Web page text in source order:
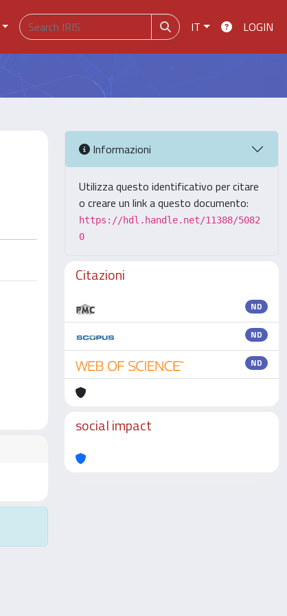
IT LOGIN
Informazioni
Utilizza questo identificativo per citare
o creare un link a questo documento:
https://hdl.handle.net/11388/5082
0
Citazioni
ND
ND
ND
social impact